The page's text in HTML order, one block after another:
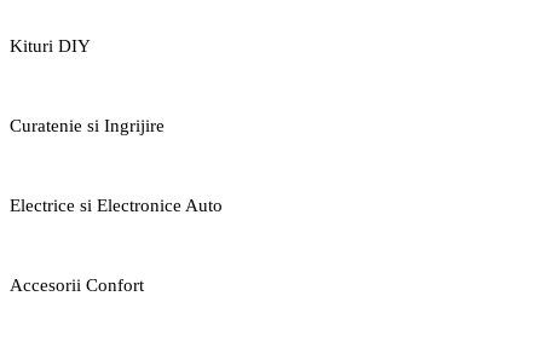
Kituri DIY
Curatenie si Ingrijire
Electrice si Electronice Auto
Accesorii Confort